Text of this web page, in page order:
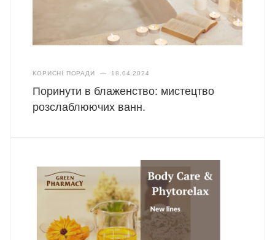
КОРИСНІ ПОРАДИ — 18.04.2024
Поринути в блаженство: мистецтво
розслаблюючих ванн.